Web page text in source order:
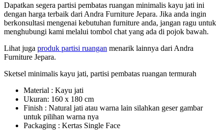
Dapatkan segera partisi pembatas ruangan minimalis kayu jati ini
dengan harga terbaik dari Andra Furniture Jepara. Jika anda ingin
berkonsultasi mengenai kebutuhan furniture anda, jangan ragu untuk
menghubungi kami melalui tombol chat yang ada di pojok bawah.
Lihat juga produk partisi ruangan menarik lainnya dari Andra
Furniture Jepara.
Sketsel minimalis kayu jati, partisi pembatas ruangan termurah
Material : Kayu jati
Ukuran: 160 x 180 cm
Finish : Natural jati atau warna lain silahkan geser gambar
untuk pilihan warna nya
Packaging : Kertas Single Face